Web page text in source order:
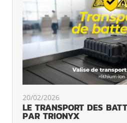
20/02/2026
LE TRANSPORT DES
PAR TRIONYX